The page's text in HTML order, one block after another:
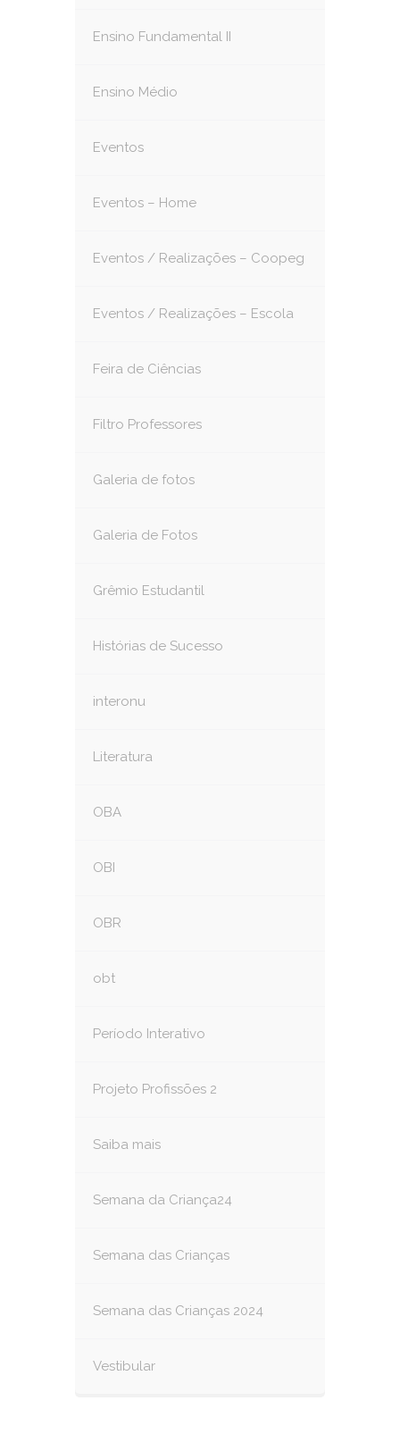
Ensino Fundamental II
Ensino Médio
Eventos
Eventos – Home
Eventos / Realizações – Coopeg
Eventos / Realizações – Escola
Feira de Ciências
Filtro Professores
Galeria de fotos
Galeria de Fotos
Grêmio Estudantil
Histórias de Sucesso
interonu
Literatura
OBA
OBI
OBR
obt
Período Interativo
Projeto Profissões 2
Saiba mais
Semana da Criança24
Semana das Crianças
Semana das Crianças 2024
Vestibular